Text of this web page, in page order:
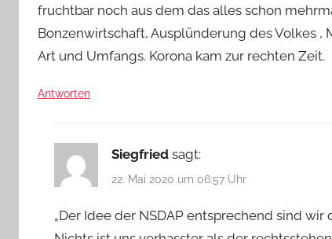
fruchtbar noch aus dem das alles schon
Bonzenwirtschaft, Ausplünderung des Volkes
Art und Umfangs. Korona kam zur rechten Zeit.
Antworten
Siegfried sagt:
22. Mai 2020 um 06:57 Uhr
„Der Idee der NSDAP entsprechend sind wir